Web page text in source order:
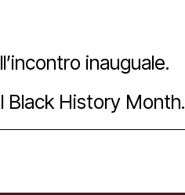
inauguale.
Black History Month.